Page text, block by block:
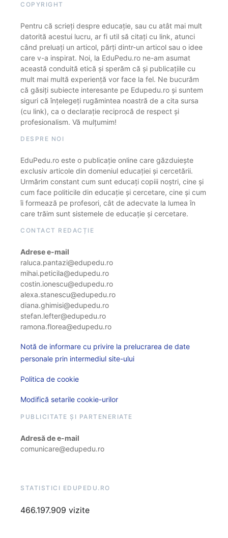
COPYRIGHT
Pentru că scrieți despre educație, sau cu atât mai mult
datorită acestui lucru, ar fi util să citați cu link, atunci
când preluați un articol, părți dintr-un articol sau o idee
care v-a inspirat. Noi, la EduPedu.ro ne-am asumat
această conduită etică și sperăm că și publicațiile cu
mult mai multă experiență vor face la fel. Ne bucurăm
că găsiți subiecte interesante pe Edupedu.ro și suntem
siguri că înțelegeți rugămintea noastră de a cita sursa
(cu link), ca o declarație reciprocă de respect și
profesionalism. Vă mulțumim!
DESPRE NOI
EduPedu.ro este o publicație online care găzduiește
exclusiv articole din domeniul educației și cercetării.
Urmărim constant cum sunt educați copiii noștri, cine și
cum face politicile din educație și cercetare, cine și cum
îi formează pe profesori, cât de adecvate la lumea în
care trăim sunt sistemele de educație și cercetare.
CONTACT REDACȚIE
Adrese e-mail
raluca.pantazi@edupedu.ro
mihai.peticila@edupedu.ro
costin.ionescu@edupedu.ro
alexa.stanescu@edupedu.ro
diana.ghimisi@edupedu.ro
stefan.lefter@edupedu.ro
ramona.florea@edupedu.ro
Notă de informare cu privire la prelucrarea de date
personale prin intermediul site-ului
Politica de cookie
Modifică setarile cookie-urilor
PUBLICITATE ȘI PARTENERIATE
Adresă de e-mail
comunicare@edupedu.ro
STATISTICI EDUPEDU.RO
466.197.909 vizite